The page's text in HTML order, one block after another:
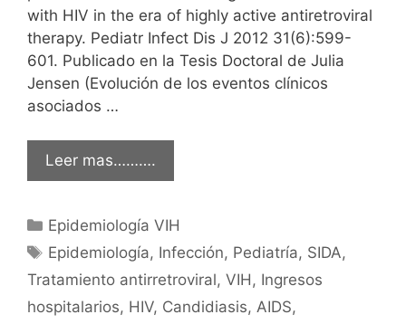
with HIV in the era of highly active antiretroviral
therapy. Pediatr Infect Dis J 2012 31(6):599-
601. Publicado en la Tesis Doctoral de Julia
Jensen (Evolución de los eventos clínicos
asociados …
Leer mas……….
Categorías
Epidemiología VIH
Etiquetas
Epidemiología, Infección, Pediatría, SIDA,
Tratamiento antirretroviral, VIH, Ingresos
hospitalarios, HIV, Candidiasis, AIDS,